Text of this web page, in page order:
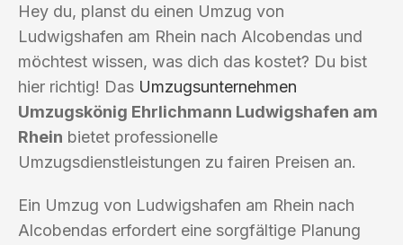
Hey du, planst du einen Umzug von
Ludwigshafen am Rhein nach Alcobendas und
möchtest wissen, was dich das kostet? Du bist
hier richtig! Das Umzugsunternehmen
Umzugskönig Ehrlichmann Ludwigshafen am
Rhein bietet professionelle
Umzugsdienstleistungen zu fairen Preisen an.
Ein Umzug von Ludwigshafen am Rhein nach
Alcobendas erfordert eine sorgfältige Planung